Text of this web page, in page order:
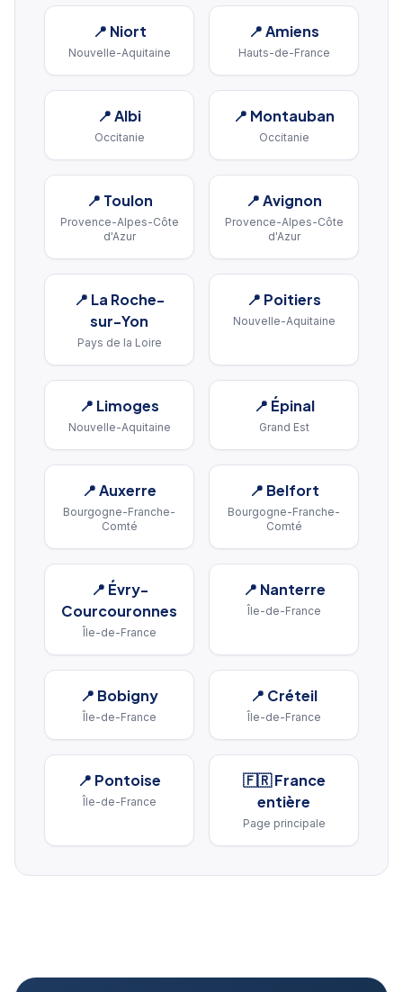
📍 Niort
Nouvelle-Aquitaine
📍Amiens
Hauts-de-France
📍Albi
Occitanie
📍 Montauban
Occitanie
📍 Toulon
Provence-Alpes-Côte
d'Azur
📍Avignon
Provence-Alpes-Côte
d'Azur
📍 La Roche-
sur-Yon
Pays de la Loire
📍 Poitiers
Nouvelle-Aquitaine
📍 Limoges
Nouvelle-Aquitaine
📍 Épinal
Grand Est
📍Auxerre
Bourgogne-Franche-
Comté
📍 Belfort
Bourgogne-Franche-
Comté
📍 Évry-
Courcouronnes
Île-de-France
📍 Nanterre
Île-de-France
📍 Bobigny
Île-de-France
📍 Créteil
Île-de-France
📍 Pontoise
Île-de-France
🇫🇷 France
entière
Page principale